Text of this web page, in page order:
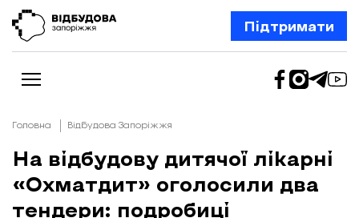
Підтримати
Новини
Відбудова Запоріжжя
Ексклюзив
Головна Відбудова Запоріжжя
На відбудову дитячої лікарні
«Охматдит» оголосили два
тендери: подробиці